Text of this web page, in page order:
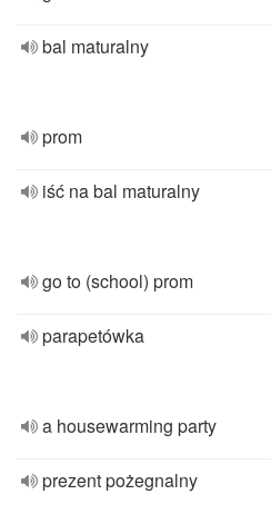
bal maturalny
prom
iść na bal maturalny
go to (school) prom
parapetówka
a housewarming party
prezent pożegnalny